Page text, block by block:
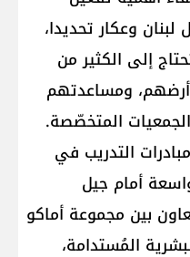
وعكار تحديدا،
إلى الكثير من
أرضهم، ومساعدتهم
المتخصّصة.
التدريب في
أمام جيل
بين مجموعة أماكو
المُستدامة،